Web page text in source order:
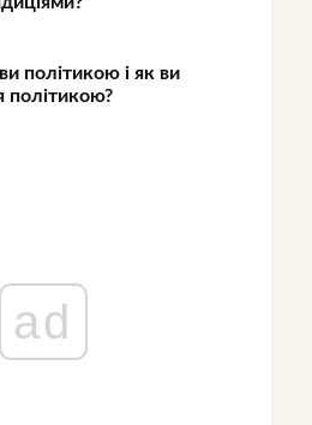
політикою і як ви
політикою?
ad